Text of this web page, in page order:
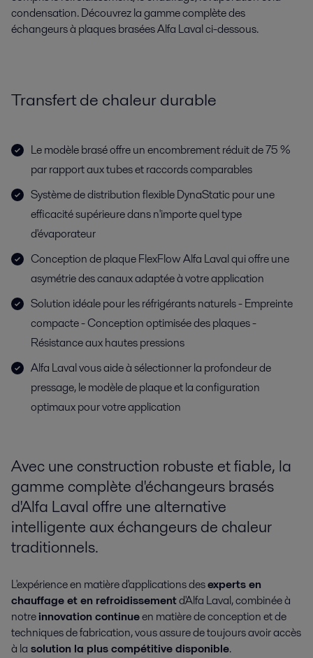
condensation. Découvrez la gamme complète des
échangeurs à plaques brasées Alfa Laval ci-dessous.
Transfert de chaleur durable
Le modèle brasé offre un encombrement réduit de 75 %
par rapport aux tubes et raccords comparables
Système de distribution flexible DynaStatic pour une
efficacité supérieure dans n'importe quel type
d'évaporateur
Conception de plaque FlexFlow Alfa Laval qui offre une
asymétrie des canaux adaptée à votre application
Solution idéale pour les réfrigérants naturels - Empreinte
compacte - Conception optimisée des plaques -
Résistance aux hautes pressions
Alfa Laval vous aide à sélectionner la profondeur de
pressage, le modèle de plaque et la configuration
optimaux pour votre application
Avec une construction robuste et fiable, la
gamme complète d'échangeurs brasés
d'Alfa Laval offre une alternative
intelligente aux échangeurs de chaleur
traditionnels.
L'expérience en matière d'applications desexperts en
chauffage et en refroidissementd'Alfa Laval, combinée à
notreinnovation continueen matière de conception et de
techniques de fabrication, vous assure de toujours avoir accès
à la solution la plus compétitive disponible.